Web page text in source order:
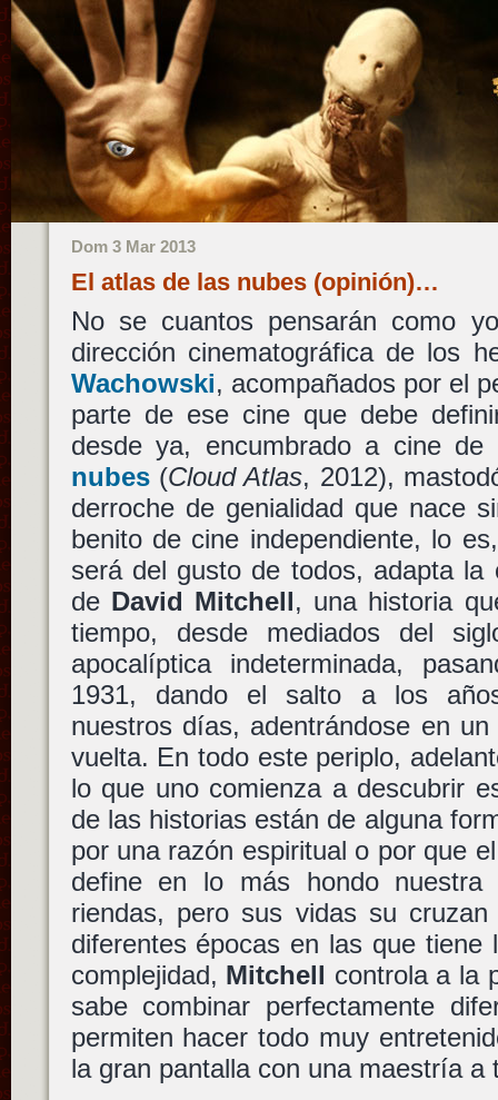
Dom 3 Mar 2013
El atlas de las nubes (opinión)…
No se cuantos pensarán como
dirección cinematográfica de los
Wachowski, acompañados por el
parte de ese cine que debe
desde ya, encumbrado a cine
nubes(Cloud Atlas, 2012),
derroche de genialidad que nace
benito de cine independiente, lo
será del gusto de todos, adapta la
de David Mitchell, una historia
tiempo, desde mediados del
apocalíptica indeterminada,
1931, dando el salto a los
nuestros días, adentrándose en
vuelta. En todo este periplo,
lo que uno comienza a descubrir
de las historias están de alguna
por una razón espiritual o por que
define en lo más hondo
riendas, pero sus vidas su
diferentes épocas en las que tiene
complejidad, Mitchell controla a la
sabe combinar perfectamente
permiten hacer todo muy
la gran pantalla con una maestría a